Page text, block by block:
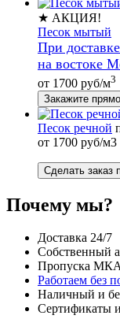
★ АКЦИЯ!
Песок мытый
При
на востоке
от 1700 руб/м3
Закажите
Песок речной
от 1700 руб/м3
Сделать заказ
Почему мы?
Доставка 24/7
Собственный
Пропуска
Работаем без
Наличный и
Сертификаты и